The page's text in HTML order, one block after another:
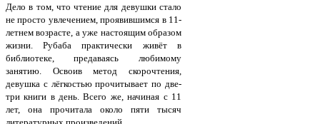
Дело в том, что чтение для девушки стало
не просто увлечением, проявившимся в 11-
летнем возрасте, а уже настоящим образом
жизни. Рубаба практически живёт в
библиотеке, предаваясь любимому
занятию. Освоив метод скорочтения,
девушка с лёгкостью прочитывает по две-
три книги в день. Всего же, начиная с 11
лет, она прочитала около пяти тысяч